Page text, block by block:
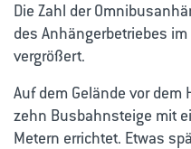
Die Zahl der
des Anhängerbetriebes
vergrößert.
Auf dem Gelände vor
zehn Busbahnsteige mit
Metern errichtet. Etwas